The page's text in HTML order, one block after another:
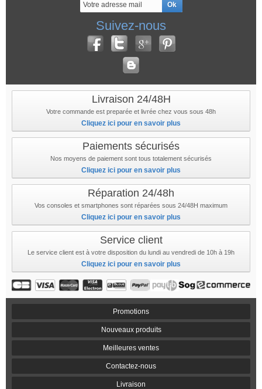
Suivez-nous
Livraison 24/48H
Votre commande est preparée et livrée chez vous sous 48h
Cliquez ici pour en savoir plus
Paiements sécurisés
Nos moyens de paiement sont tous totalement sécurisés
Cliquez ici pour en savoir plus
Réparation 24/48h
Vos consoles et smartphones sont réparées sous 24/48H maximum
Cliquez ici pour en savoir plus
Service client
Le service client est à votre disposition du lundi au vendredi de 10h à 19h
Cliquez ici pour en savoir plus
Promotions
Nouveaux produits
Meilleures ventes
Contactez-nous
Livraison